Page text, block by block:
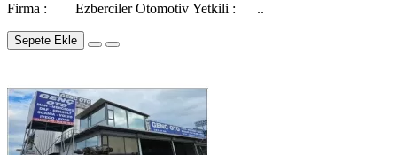
Firma : Ezberciler Otomotiv Yetkili : ..
Sepete Ekle